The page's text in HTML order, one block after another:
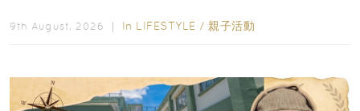
9th August, 2026 ｜ In LIFESTYLE / 親子活動